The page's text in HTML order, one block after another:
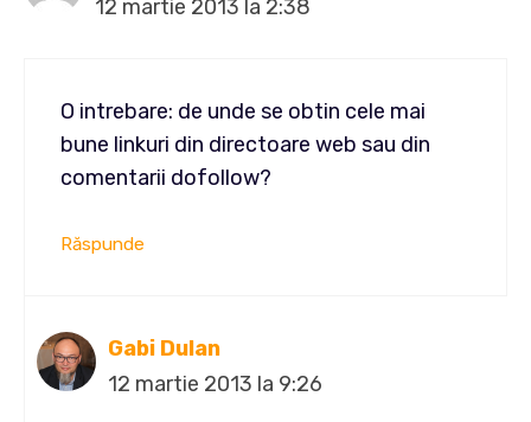
12 martie 2013 la 2:38
O intrebare: de unde se obtin cele mai
bune linkuri din directoare web sau din
comentarii dofollow?
Răspunde
Gabi Dulan
12 martie 2013 la 9:26